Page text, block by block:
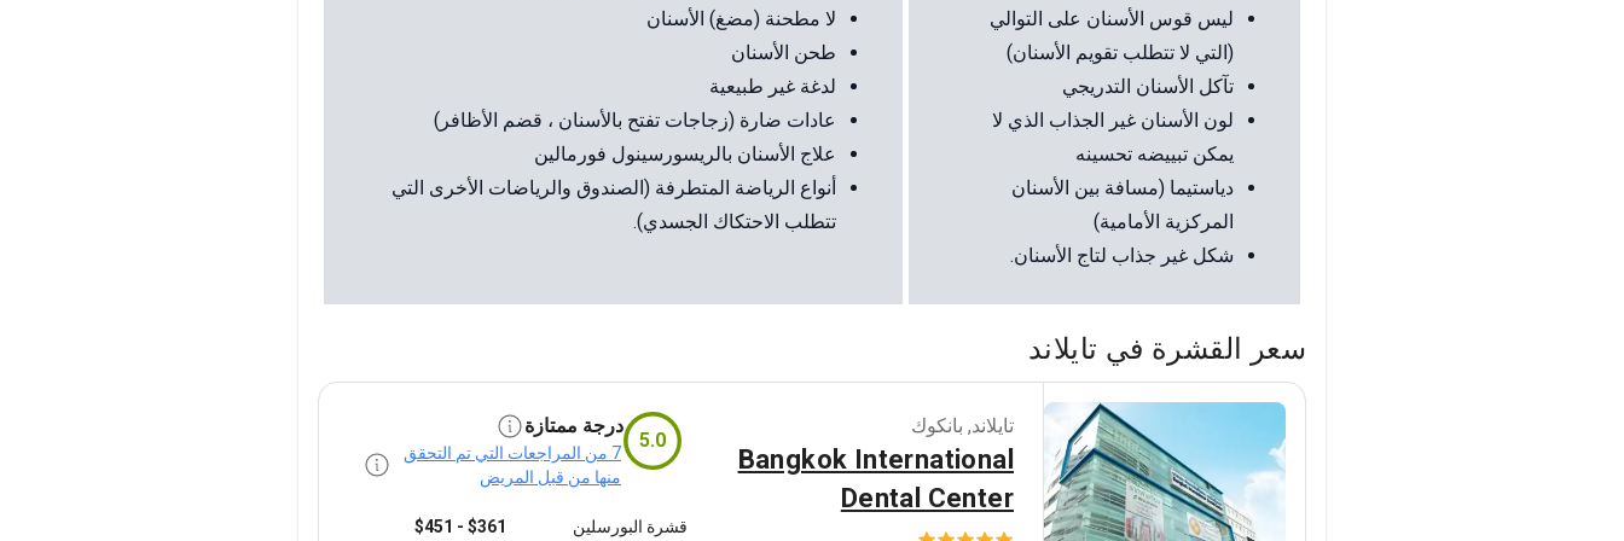
لليونسكو. وتستخدم مواد معتمدة
في الولايات المتحدة واليابان. كما
توفر العيادة ضماناً لمدة عامين على
تضمن تقنية CAD/CAM
الملاءمة الدقيقة لكل قشرة. ومع
العناية المناسبة، يمكن أن تدوم
النتائج لأكثر من 20 عاماً. تواصل مع
إيفرجرين دينتال لمناقشة تحويل
ليس قوس الأسنان على التوالي
(التي لا تتطلب تقويم الأسنان)
تآكل الأسنان التدريجي
لون الأسنان غير الجذاب الذي لا
يمكن تبييضه تحسينه
دياستيما (مسافة بين الأسنان
المركزية الأمامية)
شكل غير جذاب لتاج الأسنان.
لا مطحنة (مضغ) الأسنان
طحن الأسنان
لدغة غير طبيعية
عادات ضارة (زجاجات تفتح بالأسنان ، قضم الأظافر)
علاج الأسنان بالريسورسينول فورمالين
أنواع الرياضة المتطرفة (الصندوق والرياضات الأخرى التي
تتطلب الاحتكاك الجسدي).
سعر القشرة في تايلاند
تايلاند, بانكوك
Bangkok International
Dental Center
5.0
درجة ممتازة
7 من المراجعات التي تم التحقق
منها من قبل المريض
قشرة البورسلين $361 - $451